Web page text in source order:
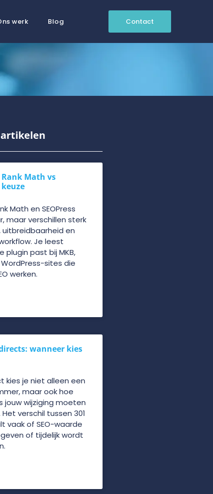
werk Blog Contact
artikelen
Rank Math vs
keuze
Math en SEOPress
maar verschillen sterk
uitbreidbaarheid en
Je leest
plugin past bij MKB,
sites die
werken.
wanneer kies
kies je niet alleen een
maar ook hoe
jouw wijziging moeten
verschil tussen 301
vaak of SEO-waarde
of tijdelijk wordt